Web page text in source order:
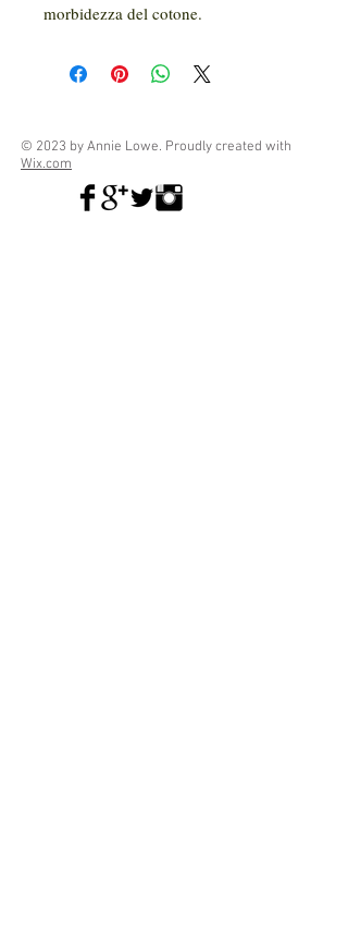
morbidezza del cotone.
© 2023 by Annie Lowe. Proudly created with
Wix.com